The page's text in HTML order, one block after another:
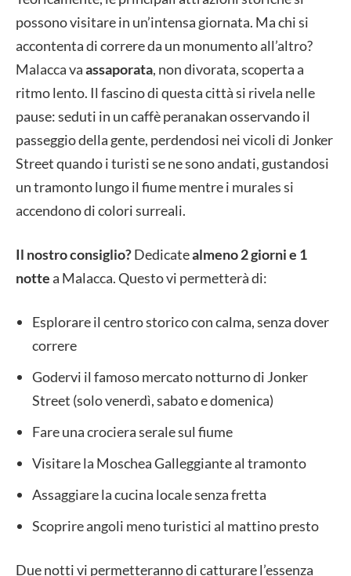
possono visitare in un’intensa giornata. Ma chi si
accontenta di correre da un monumento all’altro?
Malacca vaassaporata, non divorata, scoperta a
ritmo lento. Il fascino di questa città si rivela nelle
pause: seduti in un caffè peranakan osservando il
passeggio della gente, perdendosi nei vicoli di Jonker
Street quando i turisti se ne sono andati, gustandosi
un tramonto lungo il fiume mentre i murales si
accendono di colori surreali.
Il nostro consiglio?Dedicatealmeno 2 giorni e 1
nottea Malacca. Questo vi permetterà di:
Esplorare il centro storico con calma, senza dover
correre
Godervi il famoso mercato notturno di Jonker
Street (solo venerdì, sabato e domenica)
Fare una crociera serale sul fiume
Visitare la Moschea Galleggiante al tramonto
Assaggiare la cucina locale senza fretta
Scoprire angoli meno turistici al mattino presto
Due notti vi permetteranno di catturare l’essenza